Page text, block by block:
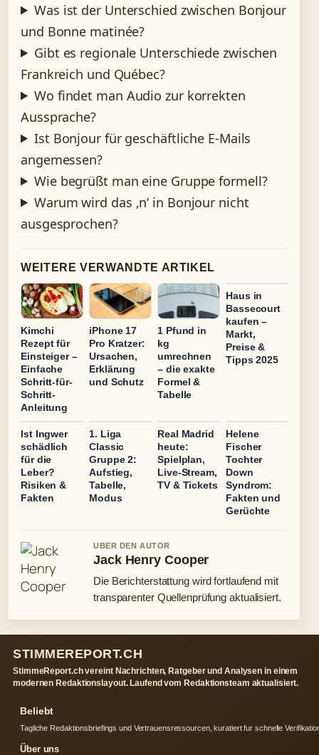
Was ist der Unterschied zwischen Bonjour
und Bonne matinée?
Gibt es regionale Unterschiede zwischen
Frankreich und Québec?
Wo findet man Audio zur korrekten
Aussprache?
Ist Bonjour für geschäftliche E-Mails
angemessen?
Wie begrüßt man eine Gruppe formell?
Warum wird das ‚n‘ in Bonjour nicht
ausgesprochen?
WEITERE VERWANDTE ARTIKEL
Kimchi
Rezept für
Einsteiger –
Einfache
Schritt-für-
Schritt-
Anleitung
iPhone 17
Pro Kratzer:
Ursachen,
Erklärung
und Schutz
1 Pfund in
kg
umrechnen
– die exakte
Formel &
Tabelle
Haus in
Bassecourt
kaufen –
Markt,
Preise &
Tipps 2025
Ist Ingwer
schädlich
für die
Leber?
Risiken &
Fakten
1. Liga
Classic
Gruppe 2:
Aufstieg,
Tabelle,
Modus
Real Madrid
heute:
Spielplan,
Live-Stream,
TV & Tickets
Helene
Fischer
Tochter
Down
Syndrom:
Fakten und
Gerüchte
UBER DEN AUTOR
Jack Henry Cooper
Die Berichterstattung wird fortlaufend mit
transparenter Quellenprüfung aktualisiert.
STIMMEREPORT.CH
StimmeReport.ch vereint Nachrichten, Ratgeber und Analysen in einem
modernen Redaktionslayout. Laufend vom Redaktionsteam aktualisiert.
Beliebt
Tagliche Redaktionsbriefings und Vertrauensressourcen, kuratiert fur schnelle
Über uns